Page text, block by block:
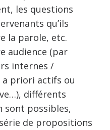
les questions
qu’ils
la parole, etc.
audience (par
internes /
priori actifs ou
différents
sont possibles,
de propositions